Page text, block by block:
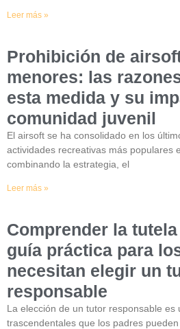
Leer más »
Prohibición de
menores: las
esta medida y su
comunidad juvenil
El airsoft se ha consolidado en los
actividades recreativas más populares
combinando la estrategia, el
Leer más »
Comprender la
guía práctica para
necesitan elegir un
responsable
La elección de un tutor responsable es
trascendentales que los padres